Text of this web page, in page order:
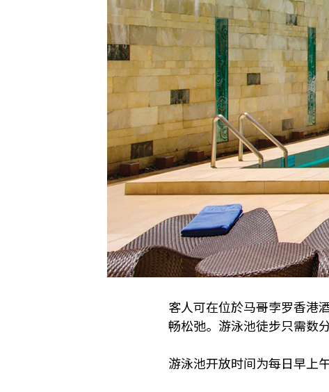
客人可在位於马哥孛罗香港
畅松弛。游泳池徒步只需数
游泳池开放时间为每日早上